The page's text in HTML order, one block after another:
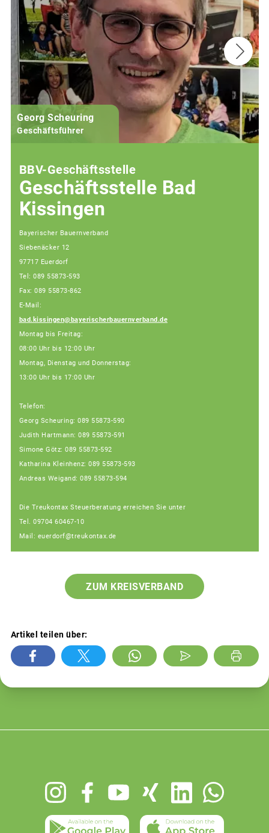
Georg Scheuring
Geschäftsführer
BBV-Geschäftsstelle
Geschäftsstelle Bad
Kissingen
Bayerischer Bauernverband
Siebenäcker 12
97717 Euerdorf
Tel: 089 55873-593
Fax: 089 55873-862
E-Mail:
bad.kissingen@bayerischerbauernverband.de
Montag bis Freitag:
08:00 Uhr bis 12:00 Uhr
Montag, Dienstag und Donnerstag:
13:00 Uhr bis 17:00 Uhr
Telefon:
Georg Scheuring: 089 55873-590
Judith Hartmann: 089 55873-591
Simone Götz: 089 55873-592
Katharina Kleinhenz: 089 55873-593
Andreas Weigand: 089 55873-594
Die Treukontax Steuerberatung erreichen Sie unter
Tel. 09704 60467-10
Mail: euerdorf@treukontax.de
ZUM KREISVERBAND
Artikel teilen über: